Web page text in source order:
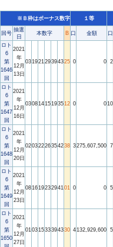
※Ｂ枠はボーナス数字 １等
回号
抽選
日
本数字 B 口 金額 口
ロト
6
第
1646
回
2021
年
12月
13日
03192129394325 0 0 2
ロト
6
第
1647
回
2021
年
12月
16日
03081415193512 0 010
ロト
6
第
1648
回
2021
年
12月
20日
02032226354238 3275,607,500 7
ロト
6
第
1649
回
2021
年
12月
23日
08161923294101 0 0 5
ロト
6
第
1650
2021
年
12月
27日
01031533394330 4132,929,600 5